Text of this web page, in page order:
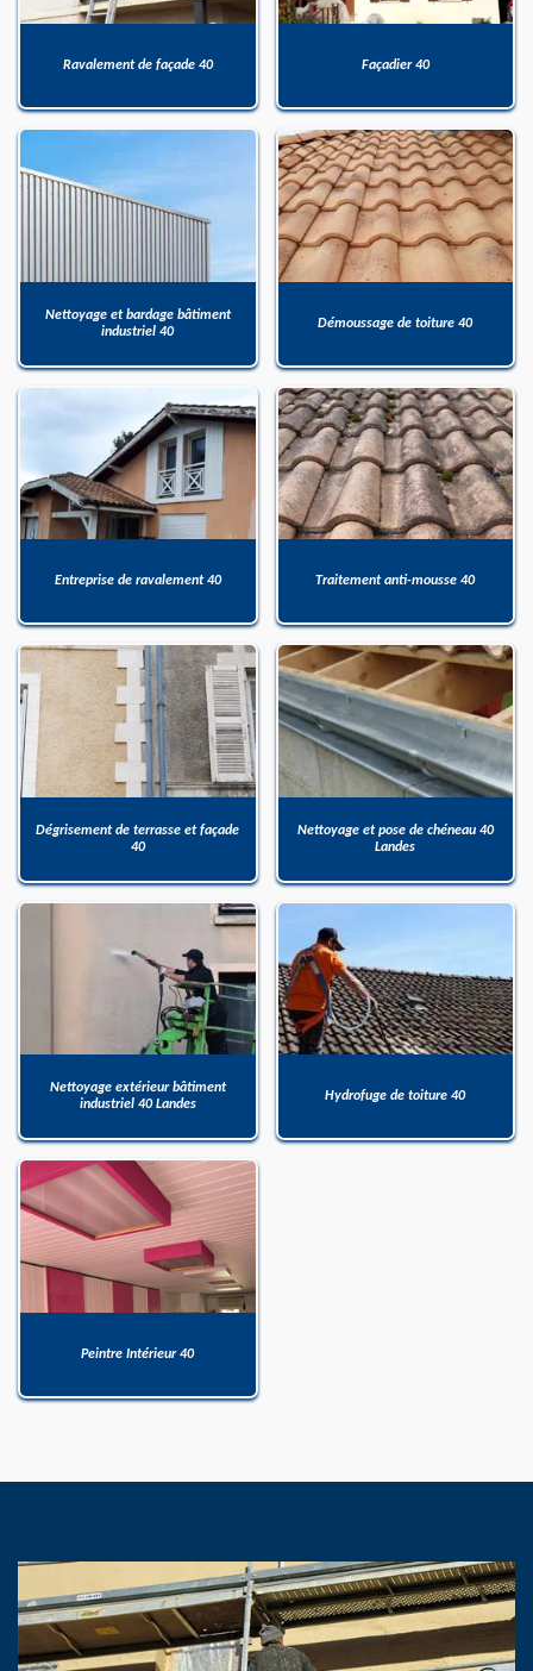
Ravalement de façade 40 Façadier 40
Nettoyage et bardage bâtiment
industriel 40
Démoussage de toiture 40
Entreprise de ravalement 40 Traitement anti-mousse 40
Dégrisement de terrasse et façade
40
Nettoyage et pose de chéneau 40
Landes
Nettoyage extérieur bâtiment
industriel 40 Landes
Hydrofuge de toiture 40
Peintre Intérieur 40